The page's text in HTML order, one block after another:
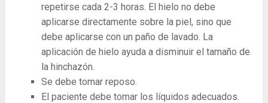
repetirse cada 2-3 horas. El hielo no debe
aplicarse directamente sobre la piel, sino que
debe aplicarse con un paño de lavado. La
aplicación de hielo ayuda a disminuir el tamaño de
la hinchazón.
Se debe tomar reposo.
El paciente debe tomar los líquidos adecuados.